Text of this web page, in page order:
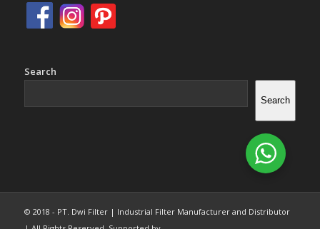
Search
Search
© 2018 - PT. Dwi Filter | Industrial Filter Manufacturer and Distributor